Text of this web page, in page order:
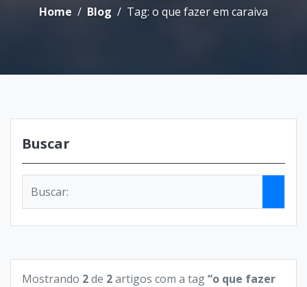
Breadcrumb
Home Blog Tag: o que fazer em caraiva
Buscar
Mostrando 2de 2artigos com a tag“o que fazer